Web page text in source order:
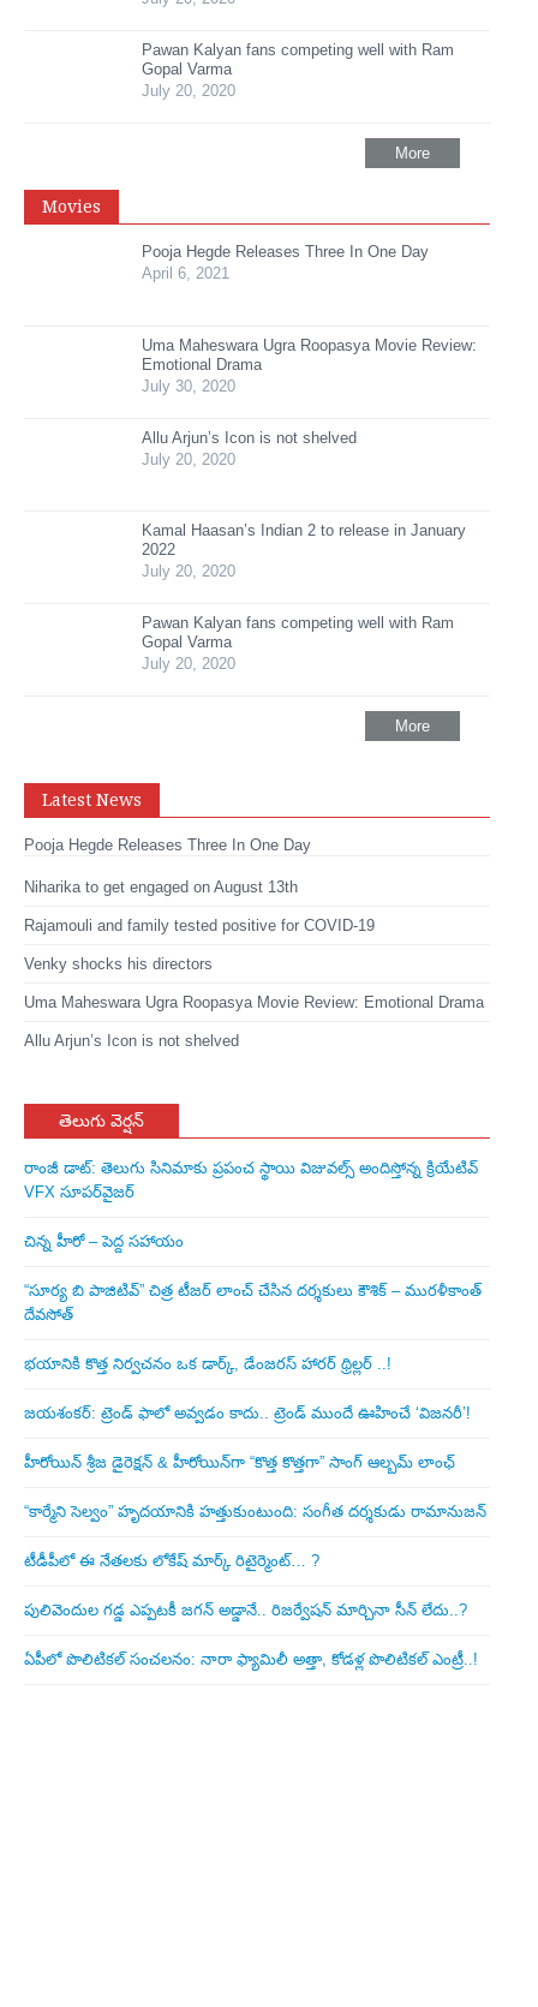
Pawan Kalyan fans competing well with Ram
Gopal Varma
July 20, 2020
More
Movies
Pooja Hegde Releases Three In One Day
April 6, 2021
Uma Maheswara Ugra Roopasya Movie Review:
Emotional Drama
July 30, 2020
Allu Arjun’s Icon is not shelved
July 20, 2020
Kamal Haasan’s Indian 2 to release in January
2022
July 20, 2020
Pawan Kalyan fans competing well with Ram
Gopal Varma
July 20, 2020
More
Latest News
Pooja Hegde Releases Three In One Day
Niharika to get engaged on August 13th
Rajamouli and family tested positive for COVID-19
Venky shocks his directors
Uma Maheswara Ugra Roopasya Movie Review: Emotional Drama
Allu Arjun’s Icon is not shelved
తెలుగు వెర్షన్
రాంజీ డాట్: తెలుగు సినిమాకు ప్రపంచ స్థాయి విజువల్స్ అందిస్తోన్న క్రియేటివ్
VFX సూపర్‌వైజర్
చిన్న హీరో – పెద్ద సహాయం
“సూర్య బి పాజిటివ్” చిత్ర టీజర్ లాంచ్ చేసిన‌ దర్శకులు కౌశిక్ – మురళీకాంత్
దేవసోత్
భయానికి కొత్త నిర్వచనం ఒక డార్క్, డేంజరస్ హారర్ థ్రిల్లర్ ..!
జయశంకర్: ట్రెండ్‌ ఫాలో అవ్వడం కాదు.. ట్రెండ్‌ ముందే ఊహించే ‘విజనరీ’!
హీరోయిన్ శ్రీజ డైరెక్ష‌న్ & హీరోయిన్‌గా “కొత్త కొత్తగా” సాంగ్ ఆల్బమ్ లాంఛ్
“కార్మేని సెల్వం” హృదయానికి హత్తుకుంటుంది: సంగీత దర్శకుడు రామానుజన్
టీడీపీలో ఈ నేత‌ల‌కు లోకేష్ మార్క్ రిటైర్మెంట్‌… ?
పులివెందుల గ‌డ్డ ఎప్ప‌ట‌కీ జ‌గ‌న్ అడ్డానే.. రిజ‌ర్వేష‌న్ మార్చినా సీన్ లేదు..?
ఏపీలో పొలిటిక‌ల్ సంచ‌ల‌నం: నారా ఫ్యామిలీ అత్తా, కోడ‌ళ్ల పొలిటికల్ ఎంట్రీ..!